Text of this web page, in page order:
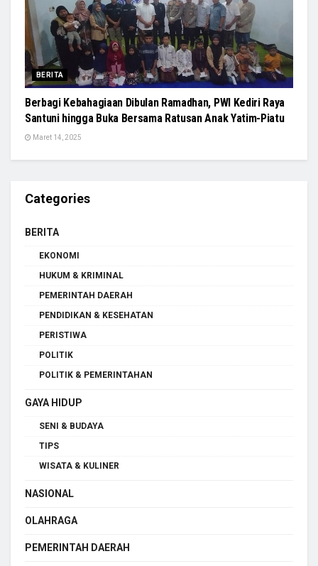
BERITA
Berbagi Kebahagiaan Dibulan Ramadhan, PWI Kediri Raya
Santuni hingga Buka Bersama Ratusan Anak Yatim-Piatu
Maret 14, 2025
Categories
BERITA
EKONOMI
HUKUM & KRIMINAL
PEMERINTAH DAERAH
PENDIDIKAN & KESEHATAN
PERISTIWA
POLITIK
POLITIK & PEMERINTAHAN
GAYA HIDUP
SENI & BUDAYA
TIPS
WISATA & KULINER
NASIONAL
OLAHRAGA
PEMERINTAH DAERAH